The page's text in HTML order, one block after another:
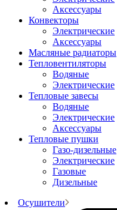
Аксессуары
Конвекторы
Электрические
Аксессуары
Масляные радиаторы
Тепловентиляторы
Водяные
Электрические
Тепловые завесы
Водяные
Электрические
Аксессуары
Тепловые пушки
Газо-дизельные
Электрические
Газовые
Дизельные
Осушители